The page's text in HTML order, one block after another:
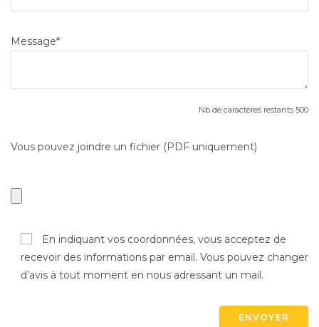
Message*
Nb de caractères restants 500
Vous pouvez joindre un fichier (PDF uniquement)
En indiquant vos coordonnées, vous acceptez de
recevoir des informations par email. Vous pouvez changer
d’avis à tout moment en nous adressant un mail.